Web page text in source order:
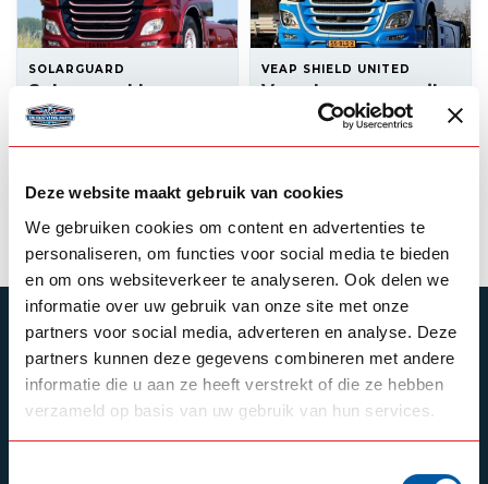
Deze website maakt gebruik van cookies
We gebruiken cookies om content en advertenties te
personaliseren, om functies voor social media te bieden
en om ons websiteverkeer te analyseren. Ook delen we
informatie over uw gebruik van onze site met onze
partners voor social media, adverteren en analyse. Deze
partners kunnen deze gegevens combineren met andere
informatie die u aan ze heeft verstrekt of die ze hebben
verzameld op basis van uw gebruik van hun services.
SOLARGUARD
Solarguard bumper
spoiler DAF XF
VEAP SHIELD UNITED
Veap bumper spoiler
Daf XF
SUBSCRIBE TO OUR NEWSLETTER
Stay up to date with our latest offers